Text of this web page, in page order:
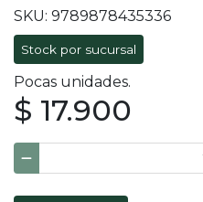
SKU: 9789878435336
Stock por sucursal
Pocas unidades.
$ 17.900